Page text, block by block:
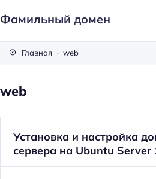
Фамильный домен
Главная web
web
Установка и настройка
сервера на Ubuntu Server